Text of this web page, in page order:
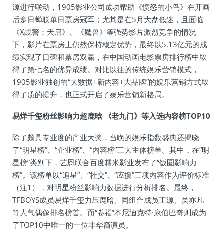
源进行联动，1905影业公司成功帮助《愤怒的小鸟》在开画
后多日蝉联单日票房冠军；尤其是在5月大盘低迷，且面临
《X战警：天启》、《魔兽》等强势影片激烈竞争的情况
下，影片在票房上仍然保持稳定优势，最终以5.13亿元的成
绩实现了口碑和票房双赢，在中国动画电影票房排行榜中取
得了第七名的优异成绩。对比以往的传统娱乐营销模式，
1905影业独创的“大数据+新内容+大品牌”的娱乐营销方式取
得了质的提升，也正式开启了娱乐营销新格局。
易烊千玺粉丝影响力超鹿晗 《老九门》等入选内容榜TOP10
除了颇具专业度的产业大奖，当晚的娱乐指数盛典还揭晓
了“明星榜”、“企业榜”、“内容榜”三大主体榜单。其中，在“明
星榜”类别下，艺恩联合百度糯米影业发布了“饭圈影响力
榜”。该榜单以“追星”、“社交”、“应援”三项内容作为评价标准
（注1），对明星粉丝影响力数据进行分析排名。最终，
TFBOYS成员易烊千玺力压鹿晗、同组合成员王源、吴亦凡
等人气偶像排名榜首。而“卷福”本尼迪克特·康伯巴奇则成为
了TOP10中唯一的一位非华裔演员。